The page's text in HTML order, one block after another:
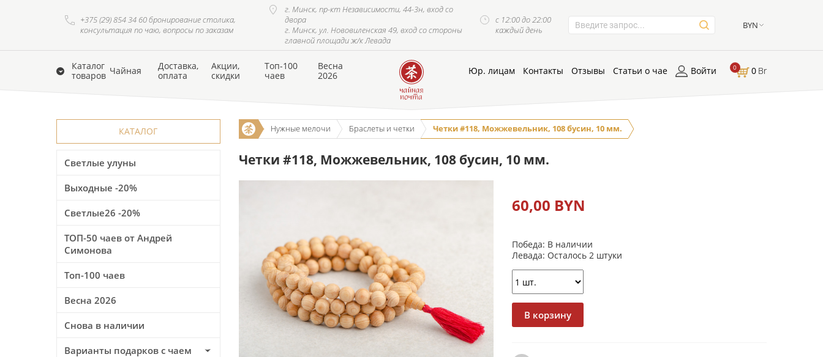
+375 (29) 854 34 60 бронирование столика,
консультация по чаю, вопросы по заказам
г. Минск, пр-кт Независимости, 44-3н, вход со
двора
г. Минск, ул. Нововиленская 49, вход со стороны
главной площади ж/к Левада
с 12:00 до 22:00
каждый день
BYN
Каталог
товаров Чайная
Доставка,
оплата
Акции,
скидки
Топ-100
чаев
Весна
2026
Юр. лицам Контакты Отзывы Статьи о чае Войти 0 0 Br
КАТАЛОГ
Светлые улуны
Выходные -20%
Светлые26 -20%
ТОП-50 чаев от Андрей
Симонова
Топ-100 чаев
Весна 2026
Снова в наличии
Варианты подарков с чаем
Нужные мелочи Браслеты и четки Четки #118, Можжевельник, 108 бусин, 10 мм.
Четки #118, Можжевельник, 108 бусин, 10 мм.
60,00 BYN
Победа: В наличии
Левада: Осталось 2 штуки